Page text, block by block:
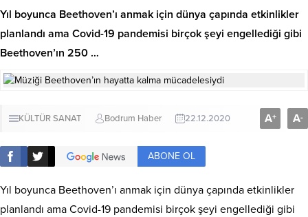
Yıl boyunca Beethoven’ı anmak için dünya çapında etkinlikler
planlandı ama Covid-19 pandemisi birçok şeyi engellediği gibi
Beethoven’ın 250 …
KÜLTÜR SANAT Bodrum Haber 22.12.2020 A+ A-
ABONE OL
Yıl boyunca Beethoven’ı anmak için dünya çapında etkinlikler
planlandı ama Covid-19 pandemisi birçok şeyi engellediği gibi